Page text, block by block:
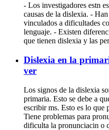
- Los investigadores estn
causas de la dislexia. -
vinculados a dificultades
lenguaje. - Existen
que tienen dislexia y las
Dislexia en la
ver
Los signos de la dislexia
primaria. Esto se debe a
escribir ms. Esto es lo que
Tiene problemas para
dificulta la pronunciacin o